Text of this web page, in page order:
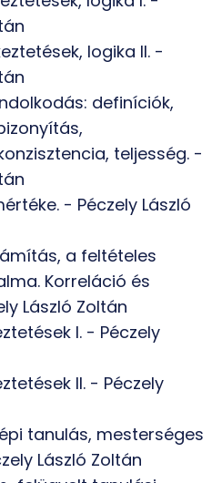
logika II. -
definíciók,
teljesség. -
- Péczely László
a feltételes
Korreláció és
László Zoltán
I. - Péczely
II. - Péczely
tanulás, mesterséges
László Zoltán